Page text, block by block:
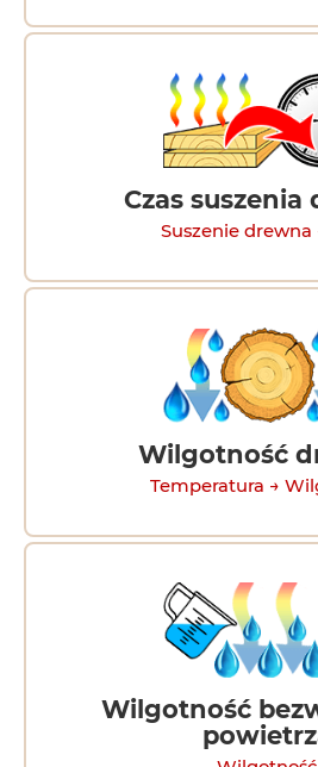
Czas suszenia
Suszenie drewna
Wilgotność
Temperatura →
Wilgotność